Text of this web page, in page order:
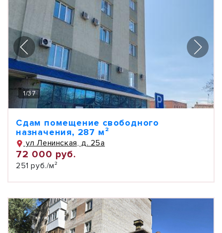
1/37
Сдам помещение свободного
назначения, 287 м²
ул Ленинская, д. 25а
72 000 руб.
251 руб./м²